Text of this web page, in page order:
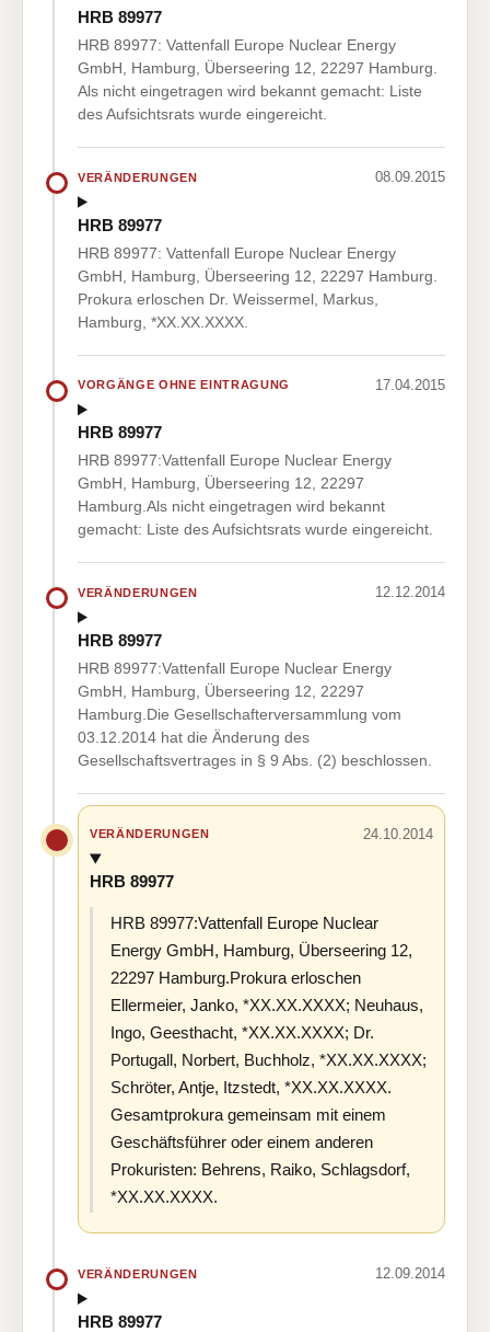
HRB 89977
HRB 89977: Vattenfall Europe Nuclear Energy
GmbH, Hamburg, Überseering 12, 22297 Hamburg.
Als nicht eingetragen wird bekannt gemacht: Liste
des Aufsichtsrats wurde eingereicht.
VERÄNDERUNGEN 08.09.2015
HRB 89977
HRB 89977: Vattenfall Europe Nuclear Energy
GmbH, Hamburg, Überseering 12, 22297 Hamburg.
Prokura erloschen Dr. Weissermel, Markus,
Hamburg, *XX.XX.XXXX.
VORGÄNGE OHNE EINTRAGUNG 17.04.2015
HRB 89977
HRB 89977:Vattenfall Europe Nuclear Energy
GmbH, Hamburg, Überseering 12, 22297
Hamburg.Als nicht eingetragen wird bekannt
gemacht: Liste des Aufsichtsrats wurde eingereicht.
VERÄNDERUNGEN 12.12.2014
HRB 89977
HRB 89977:Vattenfall Europe Nuclear Energy
GmbH, Hamburg, Überseering 12, 22297
Hamburg.Die Gesellschafterversammlung vom
03.12.2014 hat die Änderung des
Gesellschaftsvertrages in § 9 Abs. (2) beschlossen.
VERÄNDERUNGEN 24.10.2014
HRB 89977
HRB 89977:Vattenfall Europe Nuclear
Energy GmbH, Hamburg, Überseering 12,
22297 Hamburg.Prokura erloschen
Ellermeier, Janko, *XX.XX.XXXX; Neuhaus,
Ingo, Geesthacht, *XX.XX.XXXX; Dr.
Portugall, Norbert, Buchholz, *XX.XX.XXXX;
Schröter, Antje, Itzstedt, *XX.XX.XXXX.
Gesamtprokura gemeinsam mit einem
Geschäftsführer oder einem anderen
Prokuristen: Behrens, Raiko, Schlagsdorf,
*XX.XX.XXXX.
VERÄNDERUNGEN 12.09.2014
HRB 89977